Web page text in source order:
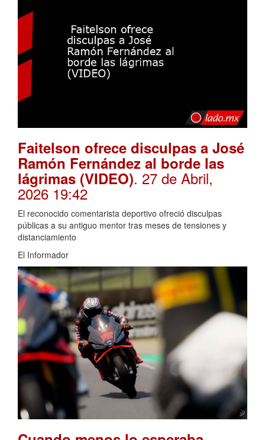
Faitelson ofrece disculpas a José
Ramón Fernández al borde las
lágrimas (VIDEO). 27 de Abril,
2026 19:42
El reconocido comentarista deportivo ofreció disculpas
públicas a su antiguo mentor tras meses de tensiones y
distanciamiento
El Informador